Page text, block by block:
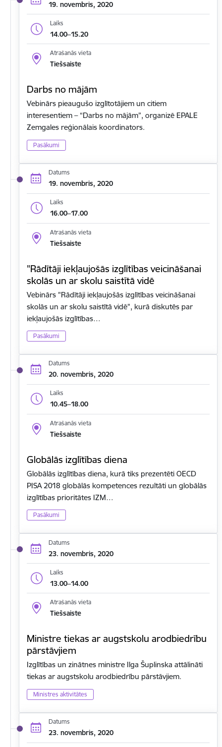
19. novembris, 2020
Laiks
14.00–15.20
Atrašanās vieta
Tiešsaiste
Darbs no mājām
Vebinārs pieaugušo izglītotājiem un citiem
interesentiem – “Darbs no mājām”, organizē EPALE
Zemgales reģionālais koordinators.
Pasākumi
Datums
19. novembris, 2020
Laiks
16.00–17.00
Atrašanās vieta
Tiešsaiste
"Rādītāji iekļaujošās izglītības veicināšanai
skolās un ar skolu saistītā vidē
Vebinārs "Rādītāji iekļaujošās izglītības veicināšanai
skolās un ar skolu saistītā vidē", kurā diskutēs par
iekļaujošās izglītības…
Pasākumi
Datums
20. novembris, 2020
Laiks
10.45–18.00
Atrašanās vieta
Tiešsaiste
Globālās izglītības diena
Globālās izglītības diena, kurā tiks prezentēti OECD
PISA 2018 globālās kompetences rezultāti un globālās
izglītības prioritātes IZM…
Pasākumi
Datums
23. novembris, 2020
Laiks
13.00–14.00
Atrašanās vieta
Tiešsaiste
Ministre tiekas ar augstskolu arodbiedrību
pārstāvjiem
Izglītības un zinātnes ministre Ilga Šuplinska attālināti
tiekas ar augstskolu arodbiedrību pārstāvjiem.
Ministres aktivitātes
Datums
23. novembris, 2020